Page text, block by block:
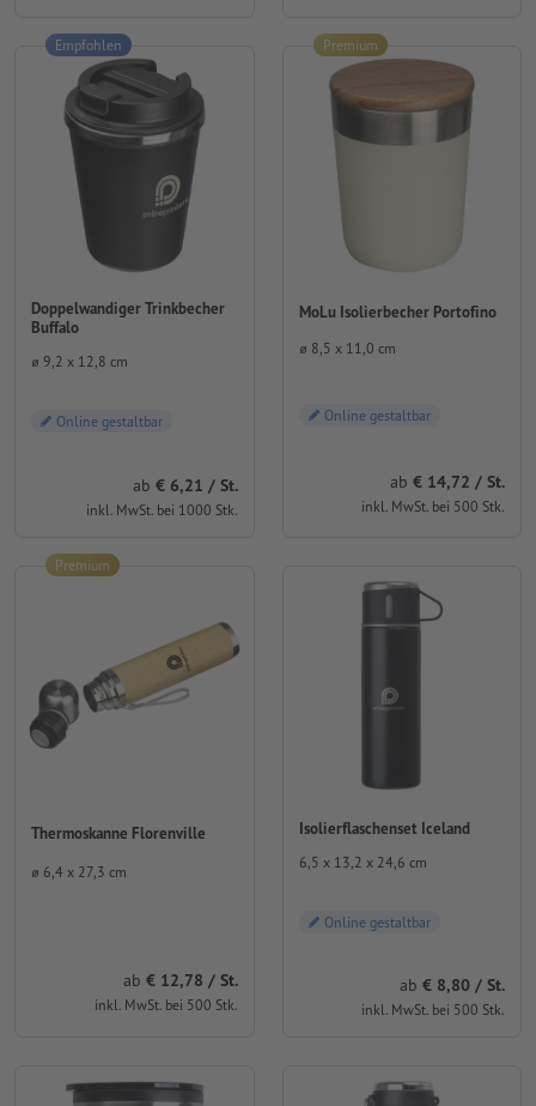
Doppelwandiger Trinkbecher
Buffalo
⌀ 9,2 x 12,8 cm
Online gestaltbar
ab 6,21 / St.
inkl. MwSt. bei 1000 Stk.
Empfohlen
MoLu Isolierbecher Portofino
⌀ 8,5 x 11,0 cm
Online gestaltbar
ab 14,72 / St.
inkl. MwSt. bei 500 Stk.
Premium
Thermoskanne Florenville
⌀ 6,4 x 27,3 cm
ab 12,78 / St.
inkl. MwSt. bei 500 Stk.
Premium
Isolierflaschenset Iceland
6,5 x 13,2 x 24,6 cm
Online gestaltbar
ab 8,80 / St.
inkl. MwSt. bei 500 Stk.